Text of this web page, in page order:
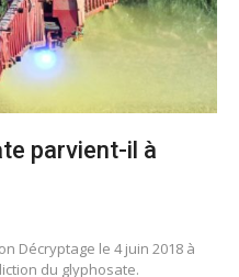
parvient-il à
Décryptage le 4 juin 2018 à
du glyphosate.